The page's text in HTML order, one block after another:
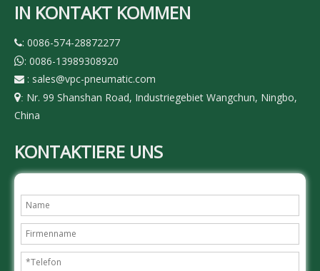
IN KONTAKT KOMMEN
: 0086-574-28872277
: 0086-13989308920
 : sales@vpc-pneumatic.com
: Nr. 99 Shanshan Road, Industriegebiet Wangchun, Ningbo,
China
KONTAKTIERE UNS